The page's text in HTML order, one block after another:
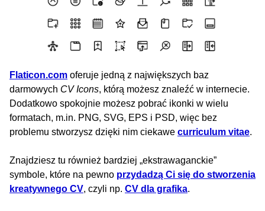
Flaticon.com oferuje jedną z największych baz
darmowych CV Icons, którą możesz znaleźć w internecie.
Dodatkowo spokojnie możesz pobrać ikonki w wielu
formatach, m.in. PNG, SVG, EPS i PSD, więc bez
problemu stworzysz dzięki nim ciekawe curriculum vitae.
Znajdziesz tu również bardziej „ekstrawaganckie”
symbole, które na pewno przydadzą Ci się do stworzenia
kreatywnego CV, czyli np. CV dla grafika.